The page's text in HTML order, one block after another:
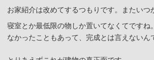
お家紹介は改めてするつもりです。またいつ
寝室とか最低限の物しか置いてなくてですね
なかったこともあって、完成とは言えないん